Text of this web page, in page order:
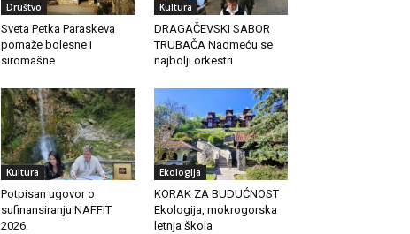
Društvo
Sveta Petka Paraskeva
pomaže bolesne i
siromašne
Kultura
DRAGAČEVSKI SABOR
TRUBAČA Nadmeću se
najbolji orkestri
Kultura
Potpisan ugovor o
sufinansiranju NAFFIT
2026.
Ekologija
KORAK ZA BUDUĆNOST
Ekologija, mokrogorska
letnja škola